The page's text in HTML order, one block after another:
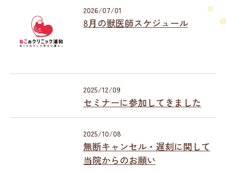
2026/07/01
8月の獣医師スケジュール
2025/12/09
セミナーに参加してきました
2025/10/08
無断キャンセル・遅刻に関して
当院からのお願い